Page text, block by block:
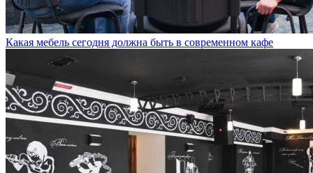
Какая мебель сегодня должна быть в современном кафе